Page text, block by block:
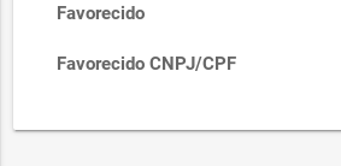
Favorecido
Favorecido CNPJ/CPF